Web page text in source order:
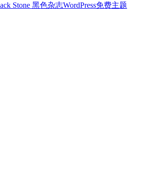
Stone 黑色杂志WordPress免费主题